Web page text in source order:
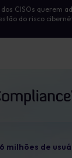
dos CISOs querem
do risco
milhões de